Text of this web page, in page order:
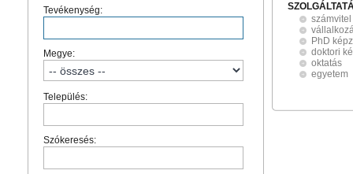
Tevékenység:
Megye:
Település:
Szókeresés:
számvitel
PhD
doktori
oktatás
egyetem